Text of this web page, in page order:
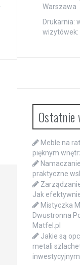
Warszawa
Drukarnia:
wizytówek:
Ostatnie
Meble na
pięknym
praktyczne
Jak
Mistyczka
Dwustronna
Matfel.pl
Jakie są
metali